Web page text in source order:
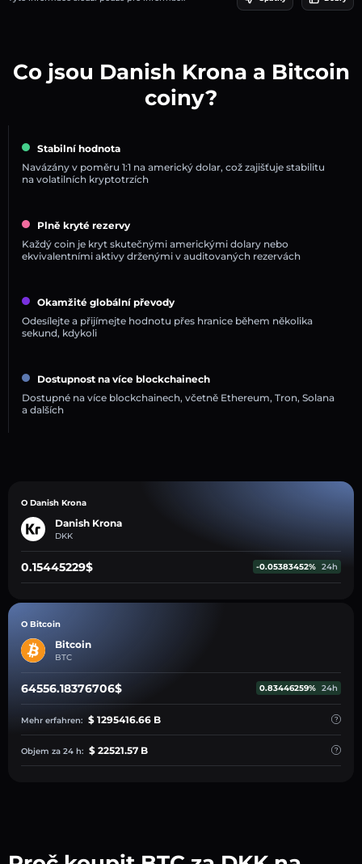
Co jsou Danish Krona a Bitcoin
coiny?
Stabilní hodnota
Navázány v poměru 1:1 na americký dolar, což zajišťuje stabilitu
na volatilních kryptotrzích
Plně kryté rezervy
Každý coin je kryt skutečnými americkými dolary nebo
ekvivalentními aktivy drženými v auditovaných rezervách
Okamžité globální převody
Odesílejte a přijímejte hodnotu přes hranice během několika
sekund, kdykoli
Dostupnost na více blockchainech
Dostupné na více blockchainech, včetně Ethereum, Tron, Solana
a dalších
O Danish Krona
Danish Krona
DKK
0.15445229$ -0.05383452% 24h
O Bitcoin
Bitcoin
BTC
64556.18376706$ 0.83446259% 24h
Mehr erfahren: $ 1295416.66 B
Objem za 24 h: $ 22521.57 B